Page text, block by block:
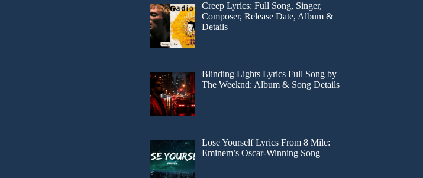
Creep Lyrics: Full Song, Singer,
Composer, Release Date, Album &
Details
Blinding Lights Lyrics Full Song by
The Weeknd: Album & Song Details
Lose Yourself Lyrics From 8 Mile:
Eminem’s Oscar-Winning Song